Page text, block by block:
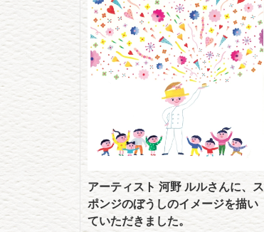
アーティスト 河野 ルルさんに、ス
ポンジのぼうしのイメージを描い
ていただきました。